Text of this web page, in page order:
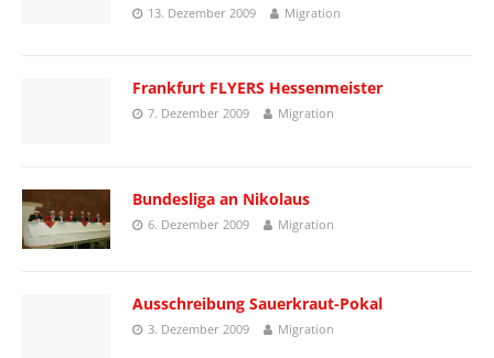
13. Dezember 2009 Migration
Frankfurt FLYERS Hessenmeister
7. Dezember 2009 Migration
Bundesliga an Nikolaus
6. Dezember 2009 Migration
Ausschreibung Sauerkraut-Pokal
3. Dezember 2009 Migration